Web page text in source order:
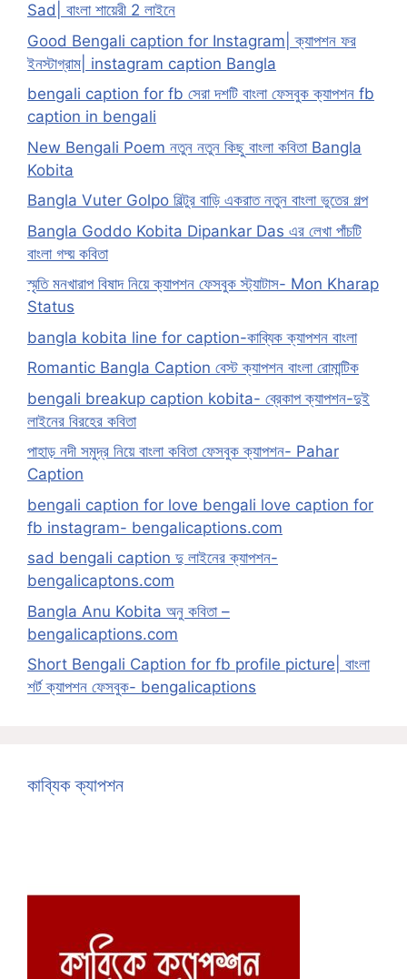
Sad| বাংলা শায়েরী 2 লাইনে
Good Bengali caption for Instagram| ক্যাপশন ফর
ইনস্টাগ্রাম| instagram caption Bangla
bengali caption for fb সেরা দশটি বাংলা ফেসবুক ক্যাপশন fb
caption in bengali
New Bengali Poem নতুন নতুন কিছু বাংলা কবিতা Bangla
Kobita
Bangla Vuter Golpo বিল্টুর বাড়ি একরাত নতুন বাংলা ভুতের গল্প
Bangla Goddo Kobita Dipankar Das এর লেখা পাঁচটি
বাংলা গদ্য় কবিতা
স্মৃতি মনখারাপ বিষাদ নিয়ে ক্যাপশন ফেসবুক স্ট্যাটাস- Mon Kharap
Status
bangla kobita line for caption-কাব্যিক ক্যাপশন বাংলা
Romantic Bangla Caption বেস্ট ক্যাপশন বাংলা রোমান্টিক
bengali breakup caption kobita- ব্রেকাপ ক্যাপশন-দুই
লাইনের বিরহের কবিতা
পাহাড় নদী সমুদ্র নিয়ে বাংলা কবিতা ফেসবুক ক্যাপশন- Pahar
Caption
bengali caption for love bengali love caption for
fb instagram- bengalicaptions.com
sad bengali caption দু লাইনের ক্যাপশন-
bengalicaptons.com
Bangla Anu Kobita অনু কবিতা –
bengalicaptions.com
Short Bengali Caption for fb profile picture| বাংলা
শর্ট ক্যাপশন ফেসবুক- bengalicaptions
কাব্যিক ক্যাপশন